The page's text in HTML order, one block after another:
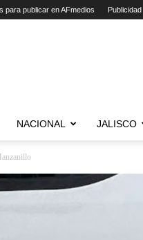
para publicar en AFmedios Publicidad
NACIONAL JALISCO